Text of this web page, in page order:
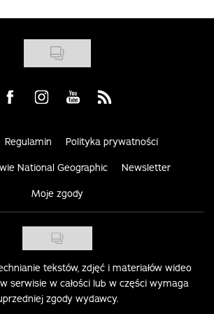
Visit us on Facebook
Visit us on Instagram
Visit us on Youtube
Visit us on Rss
Regulamin Polityka prywatności
National Geographic Newsletter
Moje zgody
tekstów, zdjęć i materiałów wideo
serwisie w całości lub w części wymaga
zgody wydawcy.